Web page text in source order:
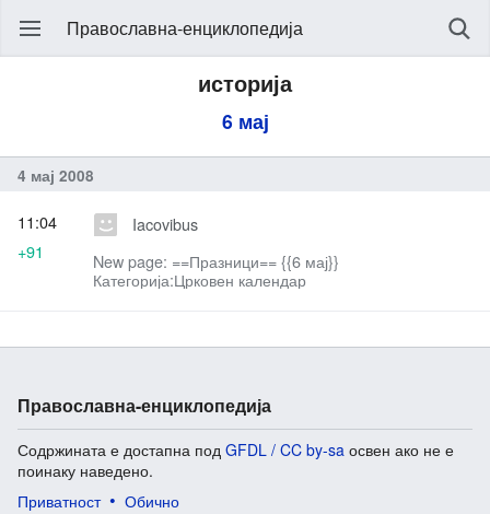
Православна-енциклопедија
историја
6 мај
4 мај 2008
Iacovibus
New page: ==Празници== {{6 мај}}
Категорија:Црковен календар
11:04
+91
Православна-енциклопедија
Содржината е достапна под GFDL / CC by-sa освен ако не е
поинаку наведено.
Приватност
Обично